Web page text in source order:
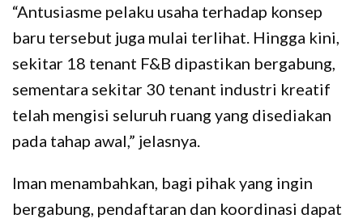
“Antusiasme pelaku usaha terhadap konsep
baru tersebut juga mulai terlihat. Hingga kini,
sekitar 18 tenant F&B dipastikan bergabung,
sementara sekitar 30 tenant industri kreatif
telah mengisi seluruh ruang yang disediakan
pada tahap awal,” jelasnya.
Iman menambahkan, bagi pihak yang ingin
bergabung, pendaftaran dan koordinasi dapat